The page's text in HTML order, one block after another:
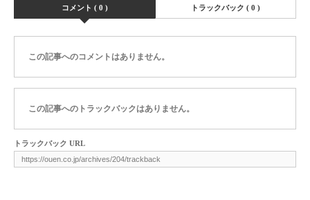
コメント ( 0 ) トラックバック ( 0 )
この記事へのコメントはありません。
この記事へのトラックバックはありません。
トラックバック URL